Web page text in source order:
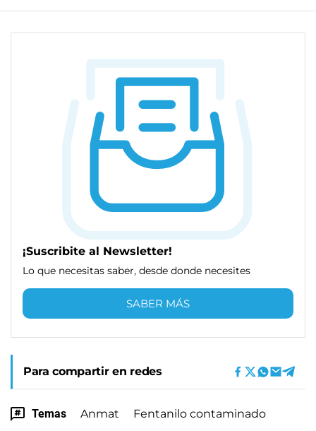
¡Suscribite al Newsletter!
Lo que necesitas saber, desde donde necesites
SABER MÁS
Para compartir en redes
Temas Anmat Fentanilo contaminado